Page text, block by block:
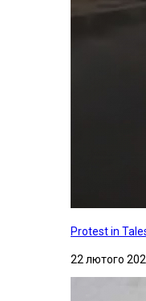
Protest in
22 лютого